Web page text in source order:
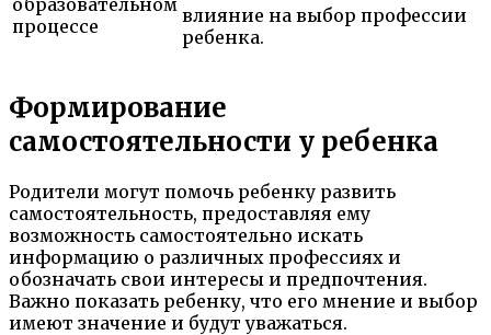
влияние на выбор профессии
ребенка.
Формирование
самостоятельности у ребенка
Родители могут помочь ребенку развить
самостоятельность, предоставляя ему
возможность самостоятельно искать
информацию о различных профессиях и
обозначать свои интересы и предпочтения.
Важно показать ребенку, что его мнение и выбор
имеют значение и будут уважаться.